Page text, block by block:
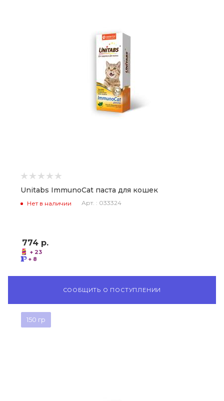
Unitabs ImmunoCat паста для кошек
Нет в наличии Арт. : 033324
774 р.
+ 23
+ 8
СООБЩИТЬ О ПОСТУПЛЕНИИ
150 гр